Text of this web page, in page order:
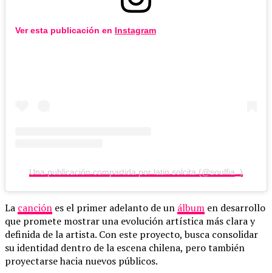
Ver esta publicación en Instagram
Una publicación compartida por latin solcita (@soulfia_)
La canción es el primer adelanto de un álbum en desarrollo
que promete mostrar una evolución artística más clara y
definida de la artista. Con este proyecto, busca consolidar
su identidad dentro de la escena chilena, pero también
proyectarse hacia nuevos públicos.